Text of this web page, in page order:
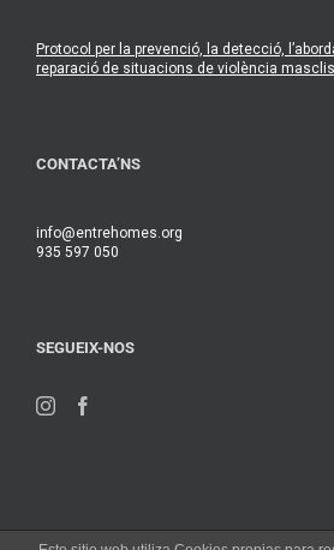
Protocol per la prevenció, la detecció,
reparació de situacions de violència
CONTACTA’NS
info@entrehomes.org
935 597 050
SEGUEIX-NOS